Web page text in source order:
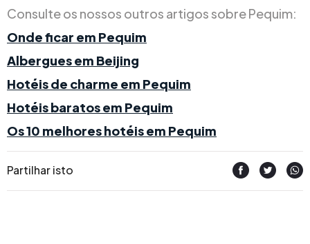
Consulte os nossos outros artigos sobre Pequim:
Onde ficar em Pequim
Albergues em Beijing
Hotéis de charme em Pequim
Hotéis baratos em Pequim
Os 10 melhores hotéis em Pequim
Partilhar isto